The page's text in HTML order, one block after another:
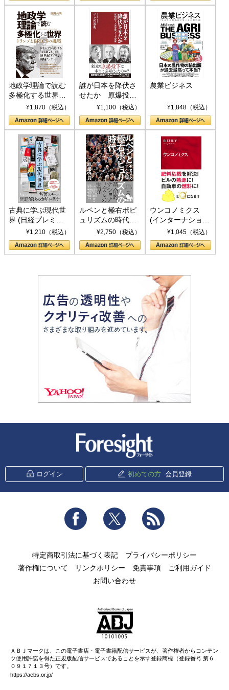
地政学理論で読む
多極化する世界：
トランプとBRICS
の挑戦
¥1,870（税込）
誰が日本を降伏さ
せたか 原爆投
下、ソ連参戦、そ
して聖断 (PHP新
書)
¥1,100（税込）
農業ビジネス
¥1,848（税込）
古典に学ぶ現代世
界 (日経プレミア
シリーズ)¥1,210（税込）
ルペンと極右ポピ
ュリズムの時代：
〈ヤヌス〉の二つ
の顔
¥2,750（税込）
ウンコノミクス
(インターナショナ
ル新書)¥1,045（税込）
ログイン 初めての方 会員登録
Facebook Twitter
特定商取引法に基づく表記
プライバシーポリシー
著作権について
リンクポリシー 免責事項
ご利用ガイド
お問い合わせ
ＡＢＪマークは、この電子書店・電子書籍配信サービスが、著作権者からコンテン
ツ使用許諾を得た正規版配信サービスであることを示す登録商標（登録番号 第６
０９１７１３号）です。
https://aebs.or.jp/